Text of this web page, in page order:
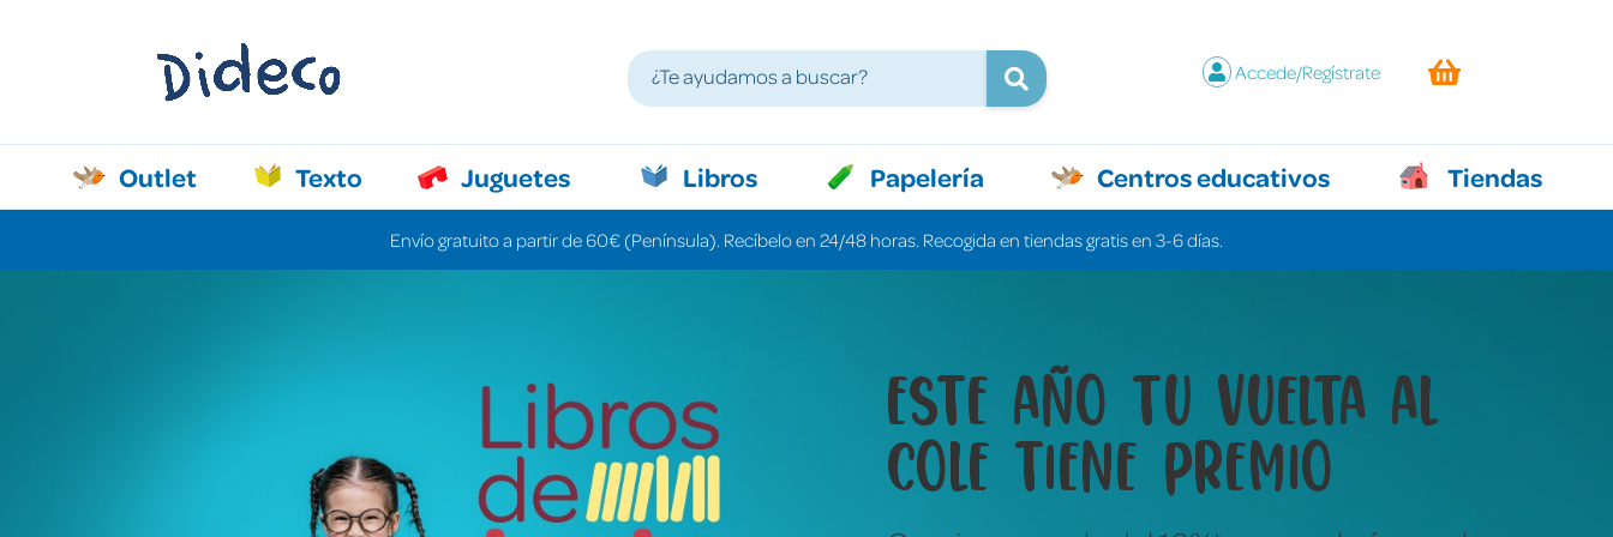
Accede/Regístrate
Outlet Texto Juguetes Libros Papelería Centros educativos Tiendas
Envío gratuito a partir de 60€ (Península). Recíbelo en 24/48 horas. Recogida en tiendas gratis en 3-6 días.
Libros y juegos que lo
cuentan todo sin decir ni